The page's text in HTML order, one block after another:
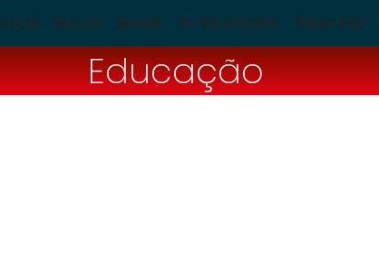
BLOGS BRASIL TV PAJUÇARA TUDO POP
Educação